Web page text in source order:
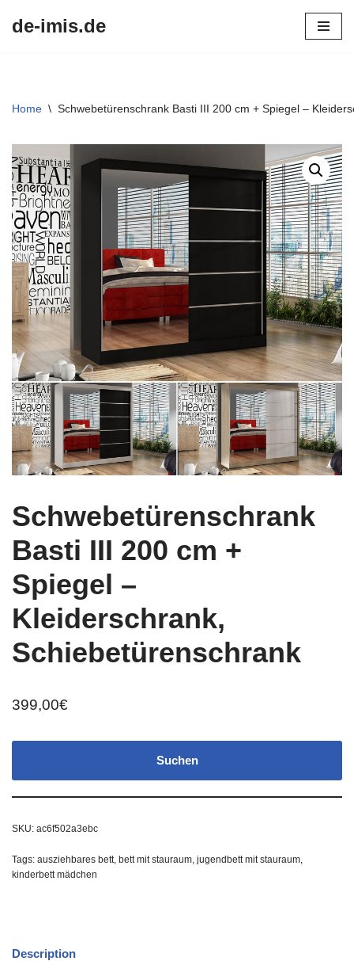
de-imis.de
Home \ Schwebetürenschrank Basti III 200 cm + Spiegel –
Schwebetürenschrank
Basti III 200 cm +
Spiegel –
Kleiderschrank,
Schiebetürenschrank
399,00€
Suchen
SKU: ac6f502a3ebc
Tags: ausziehbares bett, bett mit stauraum, jugendbett mit stauraum,
kinderbett mädchen
Description